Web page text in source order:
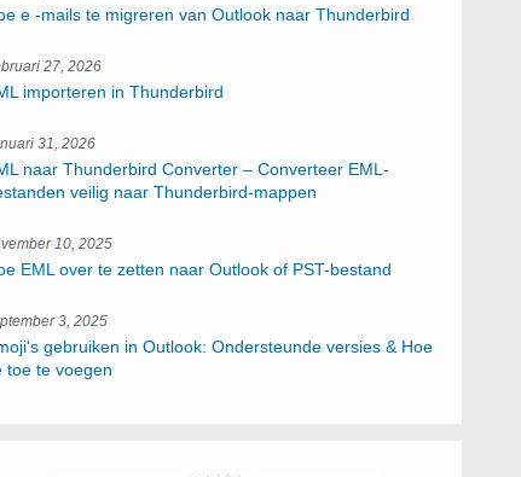
e -mails te migreren van Outlook naar Thunderbird
27, 2026
importeren in Thunderbird
31, 2026
naar Thunderbird Converter – Converteer EML-
veilig naar Thunderbird-mappen
10, 2025
EML over te zetten naar Outlook of PST-bestand
3, 2025
gebruiken in Outlook: Ondersteunde versies & Hoe
toe te voegen